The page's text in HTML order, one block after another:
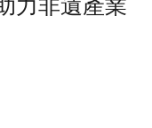
力非遺產業